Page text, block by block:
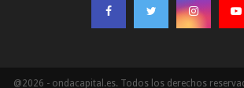
@2026 - ondacapital.es. Todos los derechos